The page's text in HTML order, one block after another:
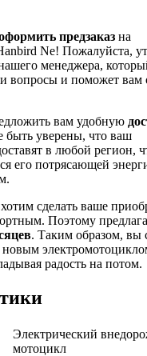
предзаказ на
Ne! Пожалуйста,
менеджера,
вопросы и поможет вам
вам удобную
быть уверены, что ваш
в любой регион,
его потрясающей
сделать ваше
Поэтому
. Таким образом, вы
новым
радость на потом.
Электрический
мотоцикл